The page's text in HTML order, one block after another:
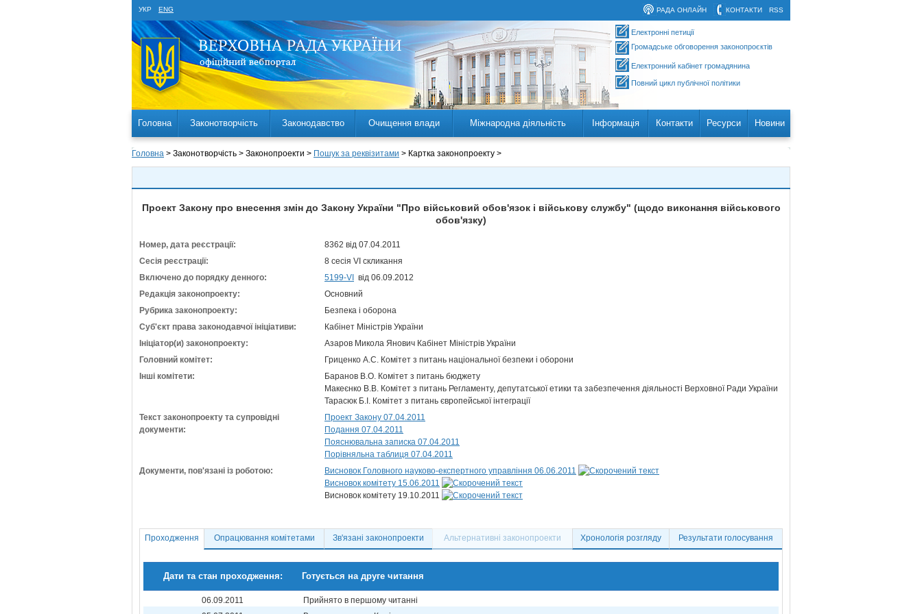
УКР ENG RSS
КОНТАКТИ
РАДА ОНЛАЙН
Електронні петиції
Громадське обговорення законопроєктів
Електронний кабінет громадянина
Повний цикл публічної політики
Головна Законотворчість Законодавство Очищення влади Міжнародна діяльність Інформація Контакти Ресурси Новини
Головна > Законотворчість > Законопроекти > Пошук за реквізитами > Картка законопроекту >
Проект Закону про внесення змін до Закону України "Про військовий обов'язок і військову службу" (щодо виконання військового
обов'язку)
Номер, дата реєстрації:
8362 від 07.04.2011
Сесія реєстрації:
8 сесія VI скликання
Включено до порядку денного:
5199-VI
від 06.09.2012
Редакція законопроекту:
Основний
Рубрика законопроекту:
Безпека і оборона
Суб'єкт права законодавчої ініціативи:
Кабінет Міністрів України
Ініціатор(и) законопроекту:
Азаров Микола Янович Кабінет Міністрів України
Головний комітет:
Гриценко А.С. Комітет з питань національної безпеки і оборони
Інші комітети:
Баранов В.О. Комітет з питань бюджету
Макеєнко В.В. Комітет з питань Регламенту, депутатської етики та забезпечення діяльності Верховної Ради України
Тарасюк Б.І. Комітет з питань європейської інтеграції
Текст законопроекту та супровідні
документи:
Проект Закону 07.04.2011
Подання 07.04.2011
Пояснювальна записка 07.04.2011
Порівняльна таблиця 07.04.2011
Документи, пов'язані із роботою:
Висновок Головного науково-експертного управління 06.06.2011
Висновок комітету 15.06.2011
Висновок комітету 19.10.2011
Проходження Опрацювання комітетами Зв'язані законопроекти Альтернативні законопроекти Хронологія розгляду Результати голосування
Дати та стан проходження: Готується на друге читання
06.09.2011
Прийнято в першому читанні